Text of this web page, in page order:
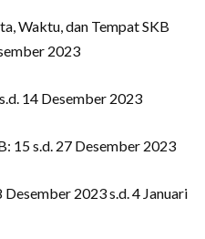
Waktu, dan Tempat SKB
2023
14 Desember 2023
15 s.d. 27 Desember 2023
2023 s.d. 4 Januari